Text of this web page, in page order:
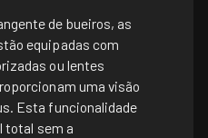
de bueiros, as
equipadas com
ou lentes
uma visão
Esta funcionalidade
total sem a